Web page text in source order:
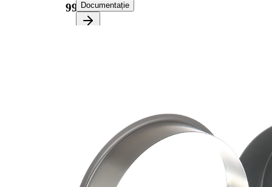
99424Documentație
25,40
mm
pt. diametru
107,95
mm
Adâncimea
de inserție
36,53